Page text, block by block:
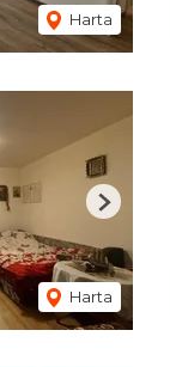
Harta
Harta
Next